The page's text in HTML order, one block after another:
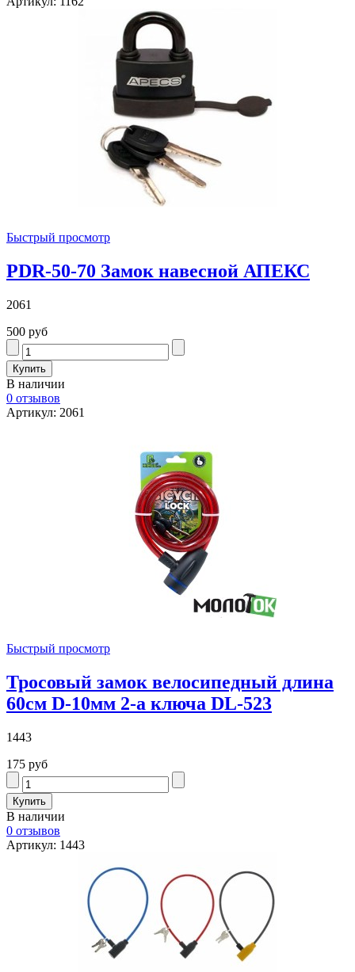
Быстрый просмотр
PDR-50-70 Замок навесной АПЕКС
2061
500 руб
В наличии
0 отзывов
Артикул: 2061
Быстрый просмотр
Тросовый замок велосипедный длина
60см D-10мм 2-а ключа DL-523
1443
175 руб
В наличии
0 отзывов
Артикул: 1443